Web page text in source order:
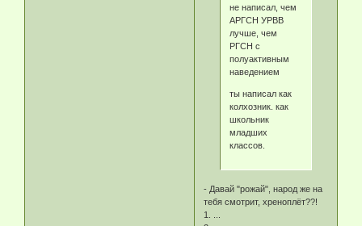
не написал, чем
АРГСН УРВВ
лучше, чем
РГСН с
полуактивным
наведением
ты написал как
колхозник. как
школьник
младших
классов.
- Давай "рожай", народ же на
тебя смотрит, хреноплёт??!
1. ...